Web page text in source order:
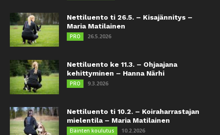
Nettiluento ti 26.5. – Kisajännitys –
Maria Matilainen
PRO 26.5.2026
Nettiluento ke 11.3. – Ohjaajana
kehittyminen – Hanna Närhi
PRO 9.3.2026
Nettiluento ti 10.2. – Koiraharrastajan
mielentila – Maria Matilainen
Eläinten koulutus 10.2.2026